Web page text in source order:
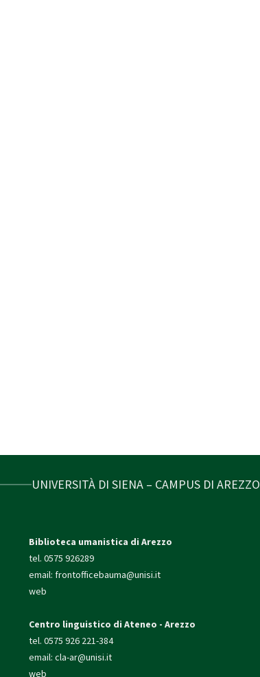
UNIVERSITÀ DI SIENA – CAMPUS DI AREZZO
Biblioteca umanistica di Arezzo
tel. 0575 926289
email: frontofficebauma@unisi.it
web
Centro linguistico di Ateneo - Arezzo
tel. 0575 926 221-384
email: cla-ar@unisi.it
web